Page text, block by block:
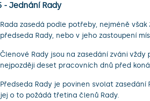
- Jednání Rady
Rada zasedá podle potřeby, nejméně
předseda Rady, nebo v jeho zastoupení
Členové Rady jsou na zasedání zváni vždy
nejpozději deset pracovních dnů před
Předseda Rady je povinen svolat
jej o to požádá třetina členů Rady.